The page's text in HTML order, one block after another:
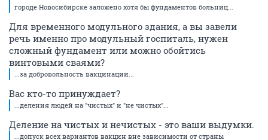
городе Новосибирске заложено хотя бы фундаментов больниц...
Для временного модульного здания, а вы завели
речь именно про модульный госпиталь, нужен
сложный фундамент или можно обойтись
винтовыми сваями?
...за добровольность вакцинации...
Вас кто-то принуждает?
...деления людей на "чистых" и "не чистых"...
Деление на чистых и нечистых - это ваши выдумки.
...допуск всех вариантов вакцин вне зависимости от страны